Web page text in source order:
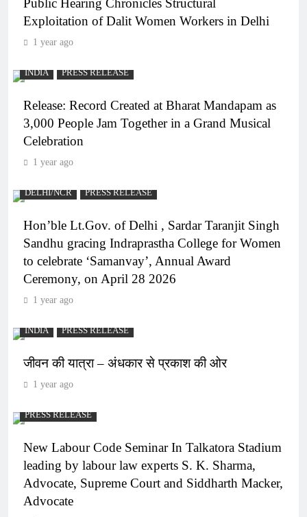
Public Hearing Chronicles Structural
Exploitation of Dalit Women Workers in Delhi
1 year ago
INDIA PRESS RELEASE
Release: Record Created at Bharat Mandapam as
3,000 People Jam Together in a Grand Musical
Celebration
1 year ago
DELHI/NCR PRESS RELEASE
Hon’ble Lt.Gov. of Delhi , Sardar Taranjit Singh
Sandhu gracing Indraprastha College for Women
to celebrate ‘Samanvay’, Annual Award
Ceremony, on April 28 2026
1 year ago
INDIA PRESS RELEASE
जीवन की यात्रा – अंधकार से प्रकाश की ओर
1 year ago
PRESS RELEASE
New Labour Code Seminar In Talkatora Stadium
leading by labour law experts S. K. Sharma,
Advocate, Supreme Court and Siddharth Macker,
Advocate